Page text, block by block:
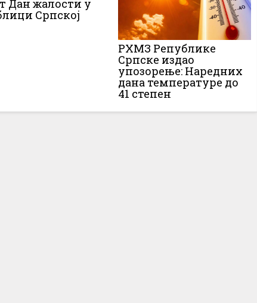
Дан жалости у
Српској
РХМЗ Републике
Српске издао
упозорење: Наредних
дана температуре до
41 степен